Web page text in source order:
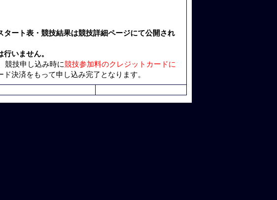
ート表・競技結果は競技詳細ページにて公開され
いません。
競技申し込み時に競技参加料のクレジットカードに
決済をもって申し込み完了となります。